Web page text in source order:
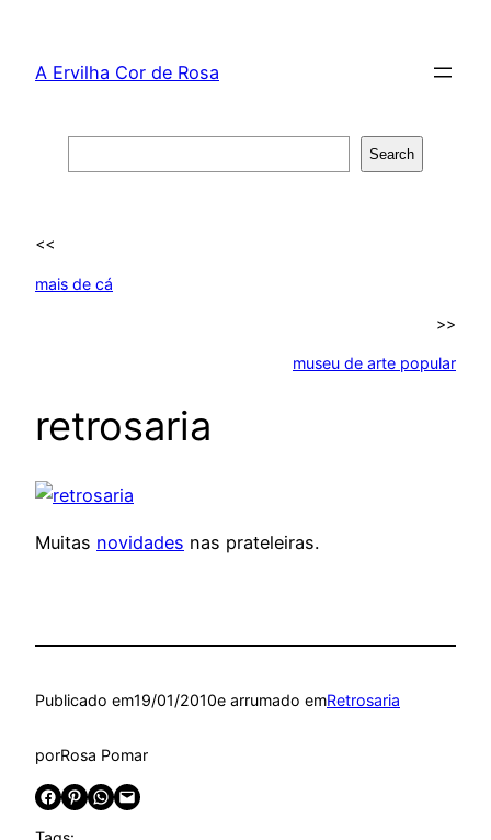
content
A Ervilha Cor de Rosa
Search
<<
mais de cá
>>
museu de arte popular
retrosaria
Muitas novidades nas prateleiras.
Publicado em19/01/2010e arrumado emRetrosaria
porRosa Pomar
Share on Facebook Share on Pinterest Share on WhatsApp Email this Page